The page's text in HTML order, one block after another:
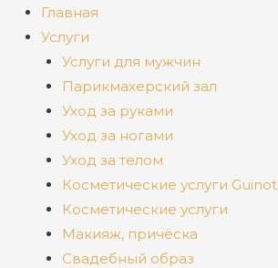
Главная
Услуги
Услуги для мужчин
Парикмахерский зал
Уход за руками
Уход за ногами
Уход за телом
Косметические услуги Guinot
Косметические услуги
Макияж, причёска
Свадебный образ